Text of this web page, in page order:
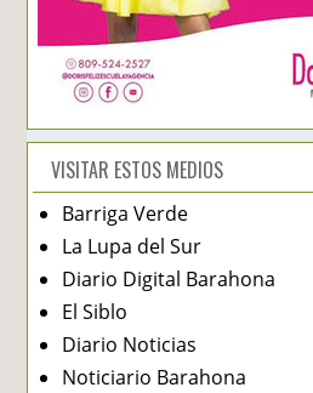
VISITAR ESTOS MEDIOS
Barriga Verde
La Lupa del Sur
Diario Digital Barahona
El Siblo
Diario Noticias
Noticiario Barahona